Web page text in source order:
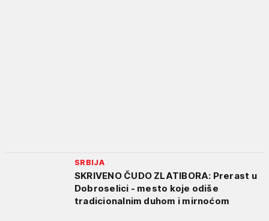
SRBIJA
SKRIVENO ČUDO ZLATIBORA: Prerast u
Dobroselici - mesto koje odiše
tradicionalnim duhom i mirnoćom